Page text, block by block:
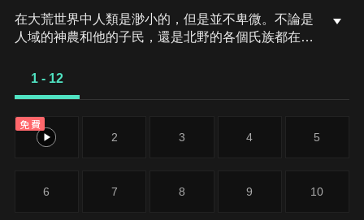
在大荒世界中人類是渺小的，但是並不卑微。不論是
人域的神農和他的子民，還是北野的各個氏族都在用
蠱惑和壓制，但是也會為了保護自己的部族，守護部
1 - 12
免費
1 2 3 4 5
6 7 8 9 10